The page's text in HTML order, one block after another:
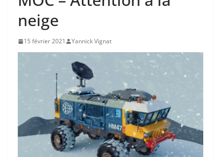
neige
15 février 2021 Yannick Vignat